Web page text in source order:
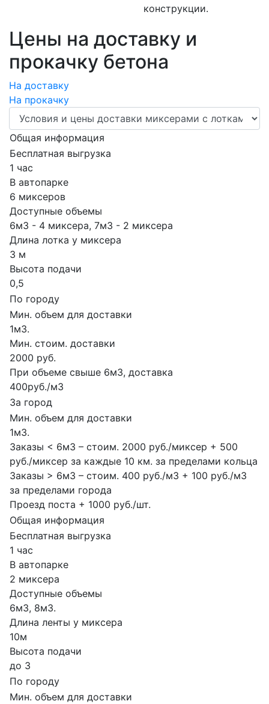
конструкции.
Цены на доставку и
прокачку бетона
На доставку
На прокачку
Общая информация
Бесплатная выгрузка
1 час
В автопарке
6 миксеров
Доступные объемы
6м3 - 4 миксера, 7м3 - 2 миксера
Длина лотка у миксера
3 м
Высота подачи
0,5
По городу
Мин. объем для доставки
1м3.
Мин. стоим. доставки
2000 руб.
При объеме свыше 6м3, доставка
400руб./м3
За город
Мин. объем для доставки
1м3.
Заказы < 6м3 – стоим. 2000 руб./миксер + 500
руб./миксер за каждые 10 км. за пределами кольца
Заказы > 6м3 – стоим. 400 руб./м3 + 100 руб./м3
за пределами города
Проезд поста + 1000 руб./шт.
Общая информация
Бесплатная выгрузка
1 час
В автопарке
2 миксера
Доступные объемы
6м3, 8м3.
Длина ленты у миксера
10м
Высота подачи
до 3
По городу
Мин. объем для доставки